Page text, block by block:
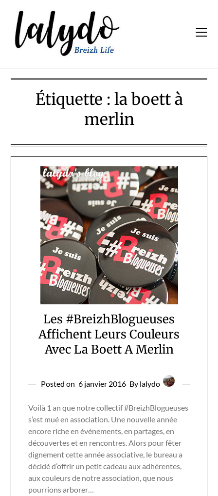
content
Étiquette : la boett à
merlin
Les #BreizhBlogueuses
Affichent Leurs Couleurs
Avec La Boett A Merlin
Posted on 6 janvier 2016 By lalydo
Voilà 1 an que notre collectif #BreizhBlogueuses
s’est mué en association. Une nouvelle année
encore riche en événements, en partages, en
découvertes et en rencontres. Alors pour fêter
dignement cette année associative, le bureau a
décidé d’offrir un petit cadeau aux adhérentes,
aux couleurs de notre association, que nous
pourrions arborer…